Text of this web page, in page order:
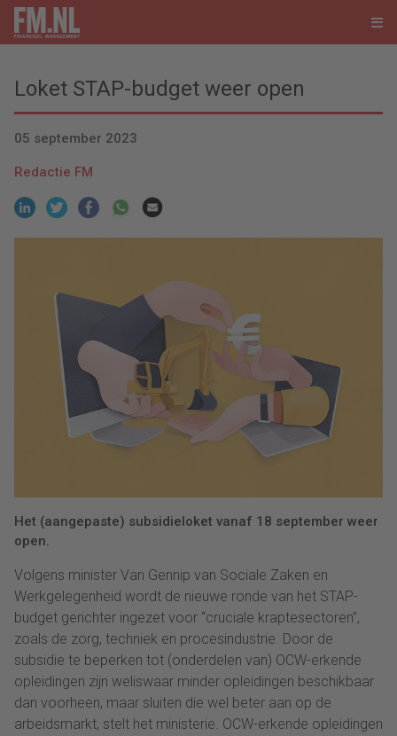
Loket STAP-budget weer open
05 september 2023
Redactie FM
Het (aangepaste) subsidieloket vanaf 18 september weer
open.
Volgens minister Van Gennip van Sociale Zaken en
Werkgelegenheid wordt de nieuwe ronde van het STAP-
budget gerichter ingezet voor “cruciale kraptesectoren”,
zoals de zorg, techniek en procesindustrie. Door de
subsidie te beperken tot (onderdelen van) OCW-erkende
opleidingen zijn weliswaar minder opleidingen beschikbaar
dan voorheen, maar sluiten die wel beter aan op de
arbeidsmarkt, stelt het ministerie. OCW-erkende opleidingen